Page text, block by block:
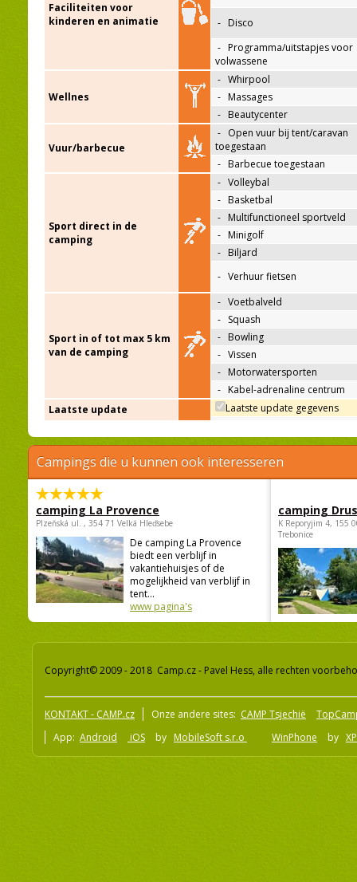
Faciliteiten voor
kinderen en animatie
- Disco
- Programma/uitstapjes voor
volwassene
Wellnes
- Whirpool
- Massages
- Beautycenter
Vuur/barbecue
- Open vuur bij tent/caravan
toegestaan
- Barbecue toegestaan
Sport direct in de
camping
- Volleybal
- Basketbal
- Multifunctioneel sportveld
- Minigolf
- Biljard
- Verhuur fietsen
Sport in of tot max 5 km
van de camping
- Voetbalveld
- Squash
- Bowling
- Vissen
- Motorwatersporten
- Kabel-adrenaline centrum
Laatste update
Laatste update gegevens
Campings die u kunnen ook interesseren
camping La Provence
Plzeňská ul. , 354 71 Velká Hleďsebe
De camping La Provence
biedt een verblijf in
vakantiehuisjes of de
mogelijkheid van verblijf in
tent...
www pagina's
camping
K Reporyjim 4, 155
Trebonice
Copyright© 2009 - 2018 Camp.cz - Pavel Hess, alle rechten
KONTAKT - CAMP.cz Onze andere sites: CAMP Tsjechië
App: Android iOS by MobileSoft s.r.o WinPhone by